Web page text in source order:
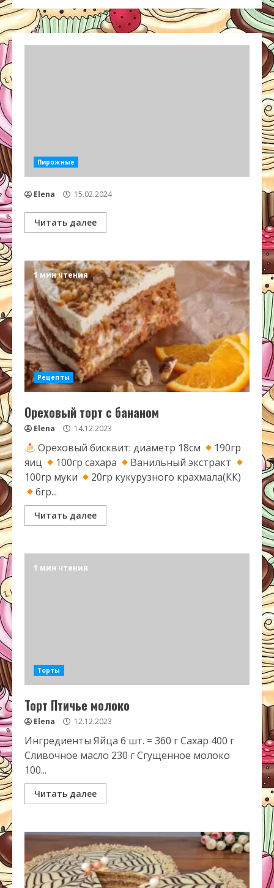
Пирожные
Elena 15.02.2024
Читать далее
1 мин чтения
Рецепты
Ореховый торт с бананом
Elena 14.12.2023
Ореховый бисквит: диаметр 18см
190гр
яиц
100гр сахара
Ванильный экстракт
100гр муки
20гр кукурузного крахмала(КК)
6гр...
Читать далее
1 мин чтения
Торты
Торт Птичье молоко
Elena 12.12.2023
Ингредиенты Яйца 6 шт. = 360 г Сахар 400 г
Сливочное масло 230 г Сгущенное молоко
100...
Читать далее